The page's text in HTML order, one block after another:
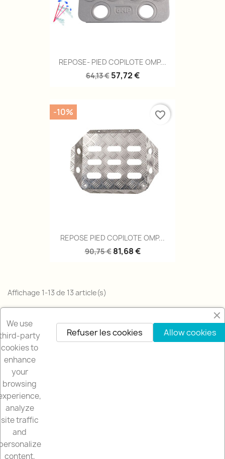
REPOSE- PIED COPILOTE OMP...
64,13 € 57,72 €
REPOSE PIED COPILOTE OMP...
90,75 € 81,68 €
-10% favorite_border
Affichage 1-13 de 13 article(s)
Retour en haut
NOTRE SOCIETÉ
NOTRE BOUTIQUE
VOTRE COMPTE
We use
party
cookies to
enhance
your
browsing
analyze
site traffic
and
content,
Allow cookies
Refuser les cookies